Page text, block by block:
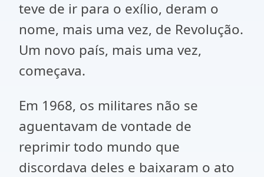
teve de ir para o exílio, deram o
nome, mais uma vez, de Revolução.
Um novo país, mais uma vez,
começava.
Em 1968, os militares não se
aguentavam de vontade de
reprimir todo mundo que
discordava deles e baixaram o ato